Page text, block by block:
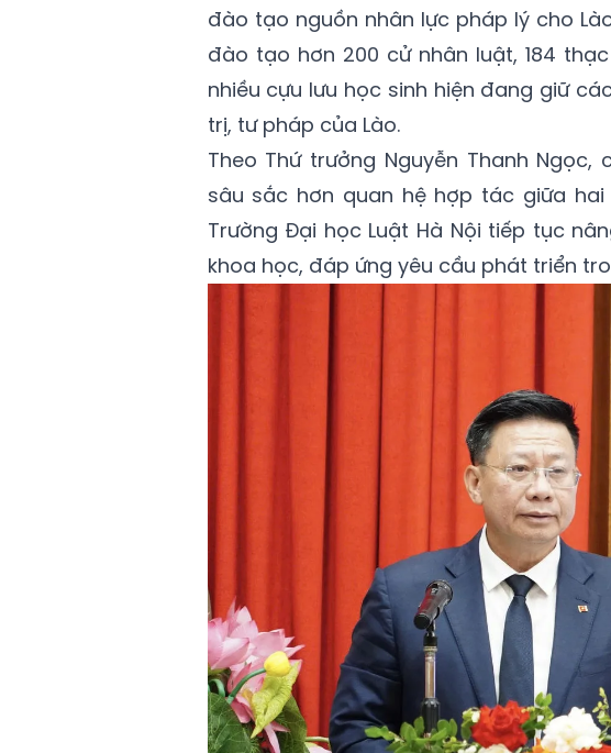
đào tạo nguồn nhân lực pháp lý cho
đào tạo hơn 200 cử nhân luật, 184
nhiều cựu lưu học sinh hiện đang giữ
trị, tư pháp của Lào.
Theo Thứ trưởng Nguyễn Thanh
sâu sắc hơn quan hệ hợp tác giữa
Trường Đại học Luật Hà Nội tiếp tục
khoa học, đáp ứng yêu cầu phát triển